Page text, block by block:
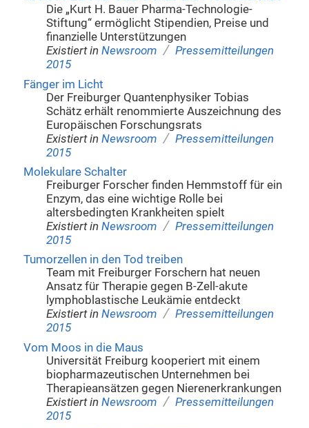
Die „Kurt H. Bauer Pharma-Technologie-
Stiftung“ ermöglicht Stipendien, Preise und
finanzielle Unterstützungen
Existiert in Newsroom / Pressemitteilungen
2015
Fänger im Licht
Der Freiburger Quantenphysiker Tobias
Schätz erhält renommierte Auszeichnung des
Europäischen Forschungsrats
Existiert in Newsroom / Pressemitteilungen
2015
Molekulare Schalter
Freiburger Forscher finden Hemmstoff für ein
Enzym, das eine wichtige Rolle bei
altersbedingten Krankheiten spielt
Existiert in Newsroom / Pressemitteilungen
2015
Tumorzellen in den Tod treiben
Team mit Freiburger Forschern hat neuen
Ansatz für Therapie gegen B-Zell-akute
lymphoblastische Leukämie entdeckt
Existiert in Newsroom / Pressemitteilungen
2015
Vom Moos in die Maus
Universität Freiburg kooperiert mit einem
biopharmazeutischen Unternehmen bei
Therapieansätzen gegen Nierenerkrankungen
Existiert in Newsroom / Pressemitteilungen
2015